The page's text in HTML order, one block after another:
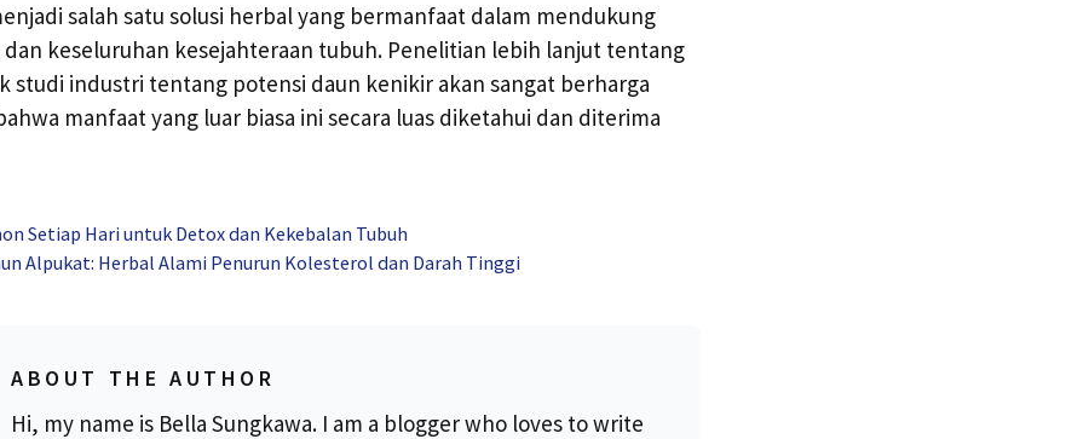
salah satu solusi herbal yang bermanfaat dalam mendukung
keseluruhan kesejahteraan tubuh. Penelitian lebih lanjut tentang
studi industri tentang potensi daun kenikir akan sangat berharga
manfaat yang luar biasa ini secara luas diketahui dan diterima
Setiap Hari untuk Detox dan Kekebalan Tubuh
Alpukat: Herbal Alami Penurun Kolesterol dan Darah Tinggi
ABOUT THE AUTHOR
Hi, my name is Bella Sungkawa. I am a blogger who loves to write